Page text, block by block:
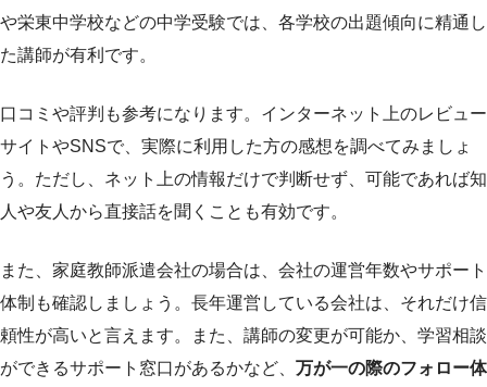
や栄東中学校などの中学受験では、各学校の出題傾向に精通し
た講師が有利です。
口コミや評判も参考になります。インターネット上のレビュー
サイトやSNSで、実際に利用した方の感想を調べてみましょ
う。ただし、ネット上の情報だけで判断せず、可能であれば知
人や友人から直接話を聞くことも有効です。
また、家庭教師派遣会社の場合は、会社の運営年数やサポート
体制も確認しましょう。長年運営している会社は、それだけ信
頼性が高いと言えます。また、講師の変更が可能か、学習相談
ができるサポート窓口があるかなど、 万が一の際のフォロー体